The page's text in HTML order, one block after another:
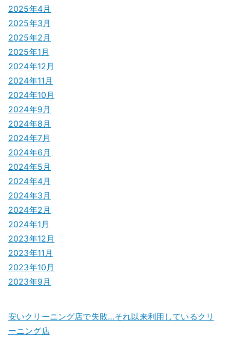
2025年4月
2025年3月
2025年2月
2025年1月
2024年12月
2024年11月
2024年10月
2024年9月
2024年8月
2024年7月
2024年6月
2024年5月
2024年4月
2024年3月
2024年2月
2024年1月
2023年12月
2023年11月
2023年10月
2023年9月
安いクリーニング店で失敗…それ以来利用しているクリ
ーニング店